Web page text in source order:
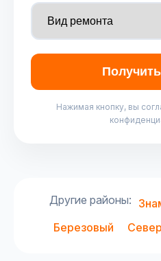
Нажимая кнопку, вы
Другие районы:
Березовый